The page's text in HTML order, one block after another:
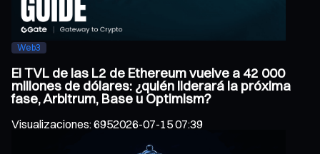
Web3
El TVL de las L2 de Ethereum vuelve a 42 000
millones de dólares: ¿quién liderará la próxima
fase, Arbitrum, Base u Optimism?
Visualizaciones:6952026-07-15 07:39